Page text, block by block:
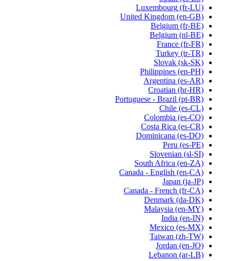
Luxembourg (fr-LU)
United Kingdom (en-GB)
Belgium (fr-BE)
Belgium (nl-BE)
France (fr-FR)
Turkey (tr-TR)
Slovak (sk-SK)
Philippines (en-PH)
Argentina (es-AR)
Croatian (hr-HR)
Portuguese - Brazil (pt-BR)
Chile (es-CL)
Colombia (es-CO)
Costa Rica (es-CR)
Dominicana (es-DO)
Peru (es-PE)
Slovenian (sl-SI)
South Africa (en-ZA)
Canada - English (en-CA)
Japan (ja-JP)
Canada - French (fr-CA)
Denmark (da-DK)
Malaysia (en-MY)
India (en-IN)
Mexico (es-MX)
Taiwan (zh-TW)
Jordan (en-JO)
Lebanon (ar-LB)